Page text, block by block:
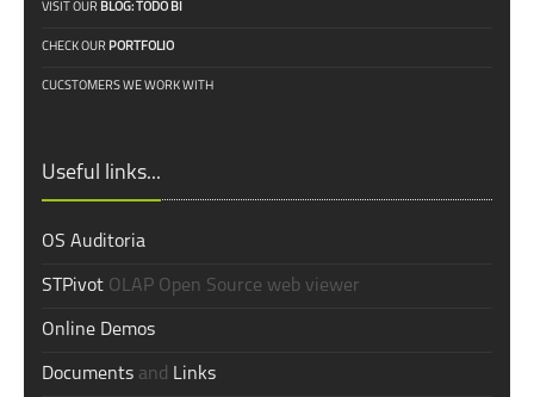
VISIT OUR BLOG: TODO BI
CHECK OUR PORTFOLIO
CUCSTOMERS WE WORK WITH
Useful links...
OS Auditoria
STPivot OLAP Open Source web viewer
Online Demos
Documents and Links